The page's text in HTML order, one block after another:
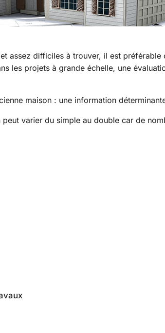
assez difficiles à trouver, il est préférable
les projets à grande échelle, une
maison : une information
peut varier du simple au double car de